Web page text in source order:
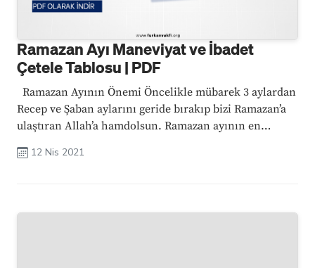
Ramazan Ayı Maneviyat ve İbadet
Çetele Tablosu | PDF
Ramazan Ayının Önemi Öncelikle mübarek 3 aylardan
Recep ve Şaban aylarını geride bırakıp bizi Ramazan’a
ulaştıran Allah’a hamdolsun. Ramazan ayının en
kıymetli ibadeti ...
12 Nis 2021